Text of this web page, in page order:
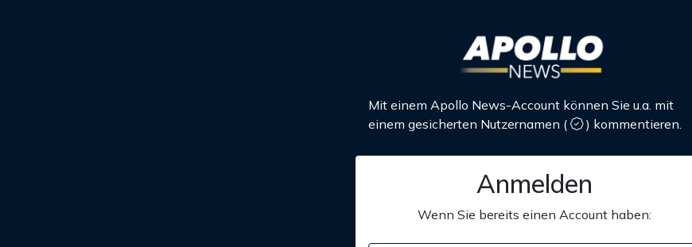
Mit einem Apollo News-Account können Sie u.a. mit
einem gesicherten Nutzernamen ( ) kommentieren.
Anmelden
Wenn Sie bereits einen Account haben: